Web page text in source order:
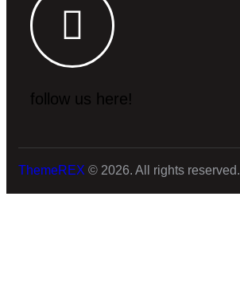
follow us here!
ThemeREX © 2026. All rights reserved.